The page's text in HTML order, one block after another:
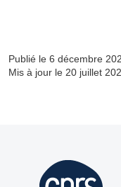
Publié le 6 décembre
Mis à jour le 20 juillet